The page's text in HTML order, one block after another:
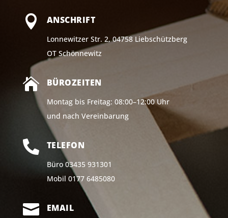
 ANSCHRIFT
Lon­ne­wit­zer Str. 2, 04758 Lieb­schütz­berg
OT Schön­ne­witz
 BÜROZEITEN
Mon­tag bis Frei­tag: 08:00–12:00 Uhr
und nach Ver­ein­ba­rung
 TELEFON
Büro 03435 931301
Mobil 0177 6485080
 EMAIL